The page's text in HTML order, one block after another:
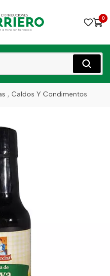
0
, Caldos Y Condimentos